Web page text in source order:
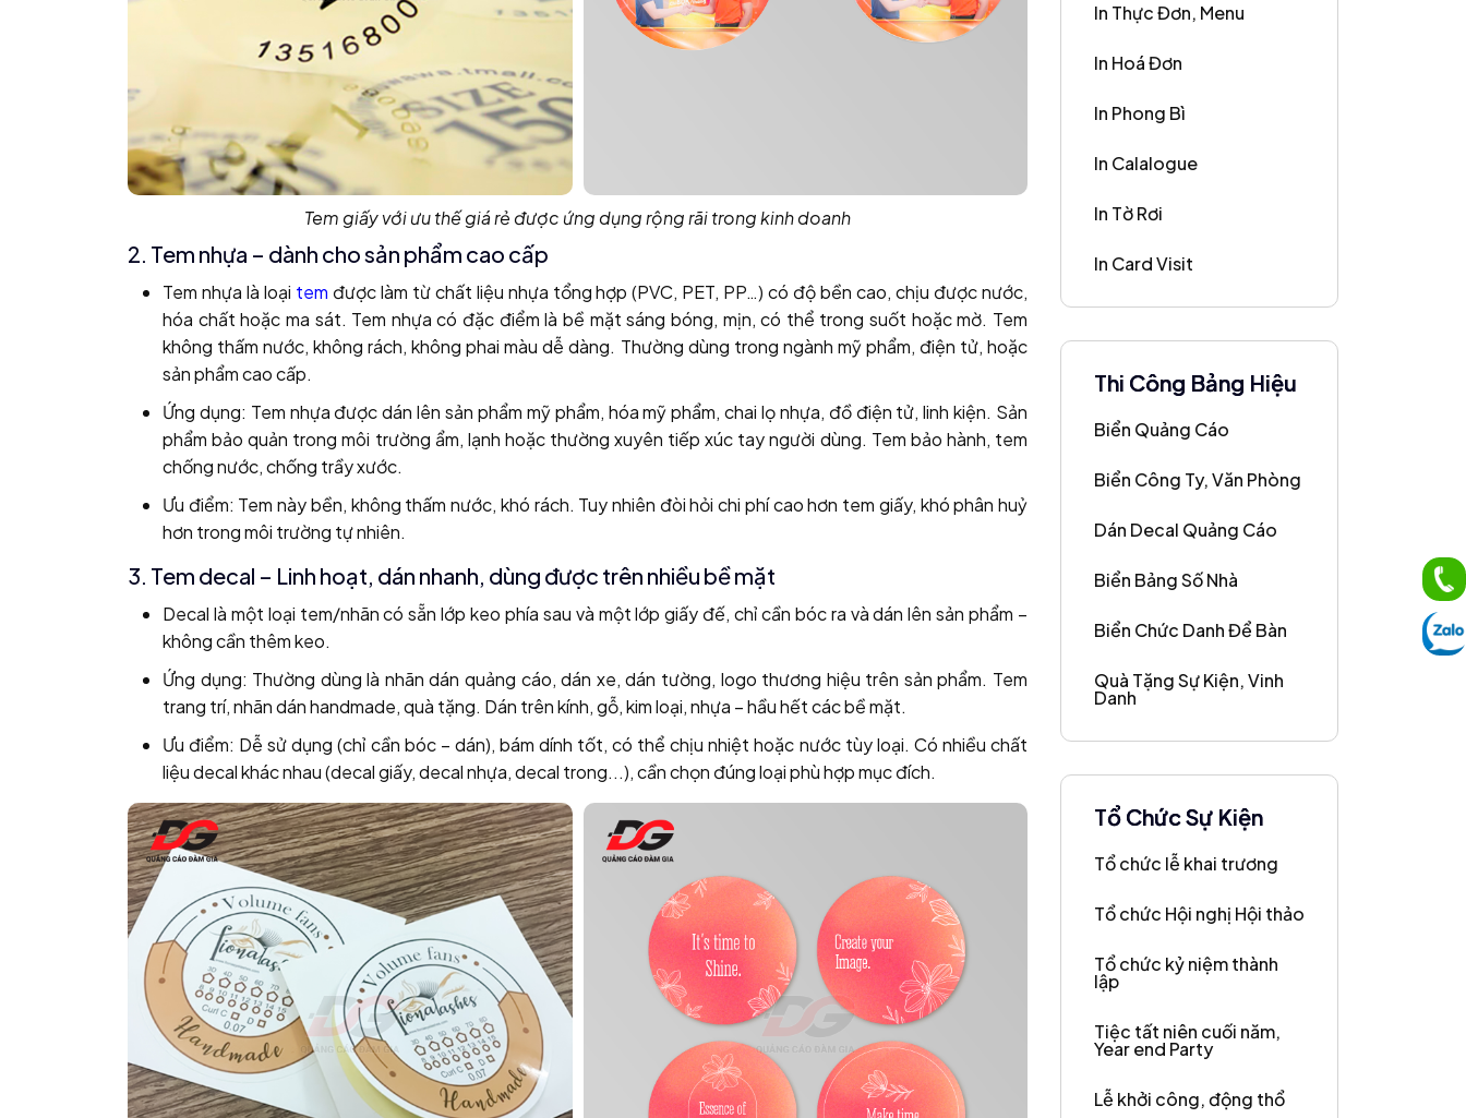
Tem giấy với ưu thế giá rẻ được ứng dụng rộng rãi trong kinh doanh
2. Tem nhựa – dành cho sản phẩm cao cấp
Tem nhựa là loại tem được làm từ chất liệu nhựa tổng hợp (PVC, PET, PP…) có độ bền cao, chịu được nước,
hóa chất hoặc ma sát. Tem nhựa có đặc điểm là bề mặt sáng bóng, mịn, có thể trong suốt hoặc mờ. Tem
không thấm nước, không rách, không phai màu dễ dàng. Thường dùng trong ngành mỹ phẩm, điện tử, hoặc
sản phẩm cao cấp.
Ứng dụng: Tem nhựa được dán lên sản phẩm mỹ phẩm, hóa mỹ phẩm, chai lọ nhựa, đồ điện tử, linh kiện. Sản
phẩm bảo quản trong môi trường ẩm, lạnh hoặc thường xuyên tiếp xúc tay người dùng. Tem bảo hành, tem
chống nước, chống trầy xước.
Ưu điểm: Tem này bền, không thấm nước, khó rách. Tuy nhiên đòi hỏi chi phí cao hơn tem giấy, khó phân huỷ
hơn trong môi trường tự nhiên.
3. Tem decal – Linh hoạt, dán nhanh, dùng được trên nhiều bề mặt
Decal là một loại tem/nhãn có sẵn lớp keo phía sau và một lớp giấy đế, chỉ cần bóc ra và dán lên sản phẩm –
không cần thêm keo.
Ứng dụng: Thường dùng là nhãn dán quảng cáo, dán xe, dán tường, logo thương hiệu trên sản phẩm. Tem
trang trí, nhãn dán handmade, quà tặng. Dán trên kính, gỗ, kim loại, nhựa – hầu hết các bề mặt.
Ưu điểm: Dễ sử dụng (chỉ cần bóc – dán), bám dính tốt, có thể chịu nhiệt hoặc nước tùy loại. Có nhiều chất
liệu decal khác nhau (decal giấy, decal nhựa, decal trong...), cần chọn đúng loại phù hợp mục đích.
In Thực Đơn, Menu
In Hoá Đơn
In Phong Bì
In Calalogue
In Tờ Rơi
In Card Visit
Thi Công Bảng Hiệu
Biển Quảng Cáo
Biển Công Ty, Văn Phòng
Dán Decal Quảng Cáo
Biển Bảng Số Nhà
Biển Chức Danh Để Bàn
Quà Tặng Sự Kiện, Vinh
Danh
Tổ Chức Sự Kiện
Tổ chức lễ khai trương
Tổ chức Hội nghị Hội thảo
Tổ chức kỷ niệm thành
lập
Tiệc tất niên cuối năm,
Year end Party
Lễ khởi công, động thổ